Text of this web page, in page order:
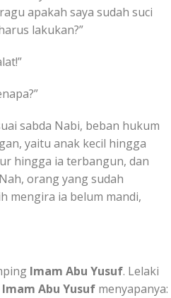
apakah saya sudah suci
lakukan?”
sabda Nabi, beban hukum
yaitu anak kecil hingga
hingga ia terbangun, dan
orang yang sudah
mengira ia belum mandi,
Imam Abu Yusuf. Lelaki
Imam Abu Yusuf menyapanya: